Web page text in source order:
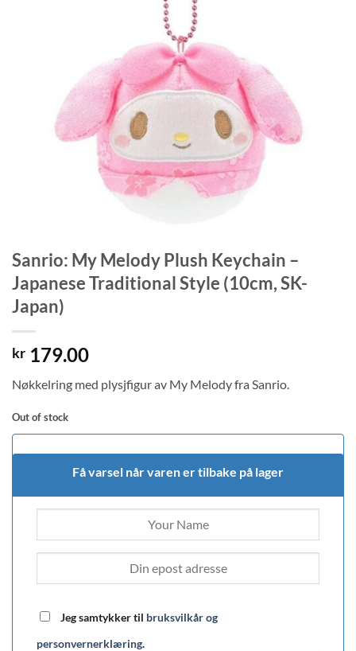
Sanrio: My Melody Plush Keychain –
Japanese Traditional Style (10cm, SK-
Japan)
kr 179.00
Nøkkelring med plysjfigur av My Melody fra Sanrio.
Out of stock
Få varsel når varen er tilbake på lager
Jeg samtykker til bruksvilkår og
personvernerklæring.